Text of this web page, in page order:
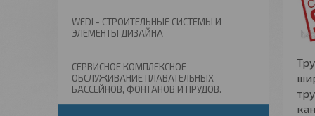
WEDI - СТРОИТЕЛЬНЫЕ СИСТЕМЫ И
ЭЛЕМЕНТЫ ДИЗАЙНА
СЕРВИСНОЕ КОМПЛЕКСНОЕ
ОБСЛУЖИВАНИЕ ПЛАВАТЕЛЬНЫХ
БАССЕЙНОВ, ФОНТАНОВ И ПРУДОВ.